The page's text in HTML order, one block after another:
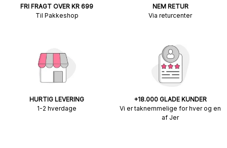
FRI FRAGT OVER KR 699
Til Pakkeshop
NEM RETUR
Via returcenter
HURTIG LEVERING
1-2 hverdage
+18.000 GLADE KUNDER
Vi er taknemmelige for hver og en
af Jer